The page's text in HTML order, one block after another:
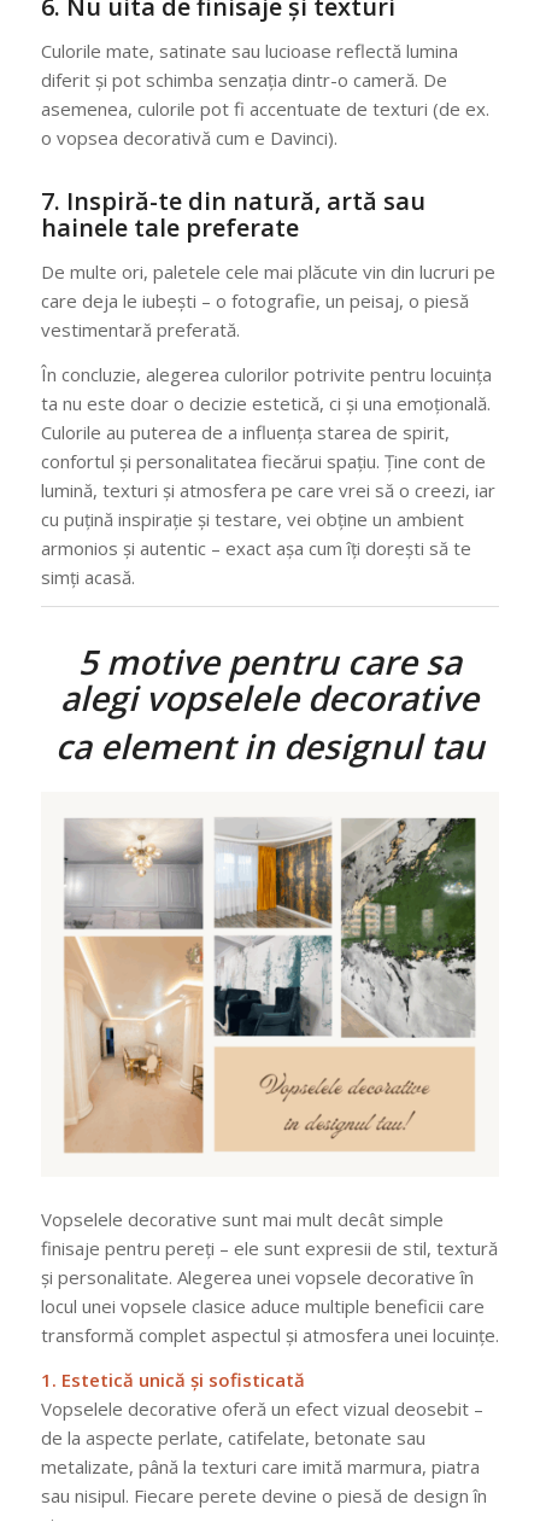
6. Nu uita de finisaje și texturi
Culorile mate, satinate sau lucioase reflectă lumina
diferit și pot schimba senzația dintr-o cameră. De
asemenea, culorile pot fi accentuate de texturi (de ex.
o vopsea decorativă cum e Davinci).
7. Inspiră-te din natură, artă sau
hainele tale preferate
De multe ori, paletele cele mai plăcute vin din lucruri pe
care deja le iubești – o fotografie, un peisaj, o piesă
vestimentară preferată.
În concluzie, alegerea culorilor potrivite pentru locuința
ta nu este doar o decizie estetică, ci și una emoțională.
Culorile au puterea de a influența starea de spirit,
confortul și personalitatea fiecărui spațiu. Ține cont de
lumină, texturi și atmosfera pe care vrei să o creezi, iar
cu puțină inspirație și testare, vei obține un ambient
armonios și autentic – exact așa cum îți dorești să te
simți acasă.
5 motive pentru care sa
alegi vopselele decorative
ca element in designul tau
Vopselele decorative sunt mai mult decât simple
finisaje pentru pereți – ele sunt expresii de stil, textură
și personalitate. Alegerea unei vopsele decorative în
locul unei vopsele clasice aduce multiple beneficii care
transformă complet aspectul și atmosfera unei locuințe.
1. Estetică unică și sofisticată
Vopselele decorative oferă un efect vizual deosebit –
de la aspecte perlate, catifelate, betonate sau
metalizate, până la texturi care imită marmura, piatra
sau nisipul. Fiecare perete devine o piesă de design în